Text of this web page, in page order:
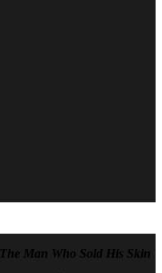
The Man Who Sold His Skin